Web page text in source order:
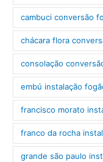
cambuci conversão
chácara flora
consolação
embú instalação
francisco morato
franco da rocha
grande são paulo